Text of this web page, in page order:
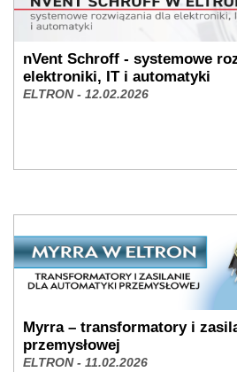
nVent Schroff - systemowe
elektroniki, IT i automatyki
ELTRON - 12.02.2026
Myrra – transformatory i
przemysłowej
ELTRON - 11.02.2026